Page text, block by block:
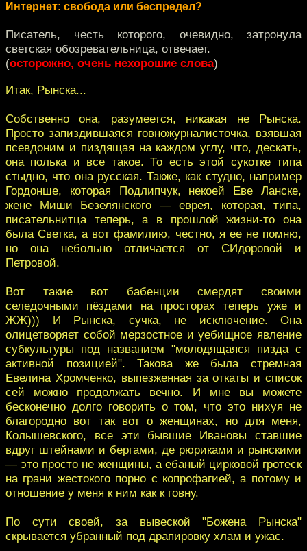
Интернет: свобода или беспредел?
Писатель, честь которого, очевидно, затронула
светская обозревательница, отвечает.
(осторожно, очень нехорошие слова)
Итак, Рынска...
Собственно она, разумеется, никакая не Рынска.
Просто запиздившаяся говножурналисточка, взявшая
псевдоним и пиздящая на каждом углу, что, дескать,
она полька и все такое. То есть этой сукотке типа
стыдно, что она русская. Также, как студно, например
Гордонше, которая Подлипчук, некоей Еве Ланске,
жене Миши Безелянского — еврея, которая, типа,
писательнитца теперь, а в прошлой жизни-то она
была Светка, а вот фамилию, честно, я ее не помню,
но она небольно отличается от СИдоровой и
Петровой.
Вот такие вот бабенции смердят своими
селедочными пёздами на просторах теперь уже и
ЖЖ))) И Рынска, сучка, не исключение. Она
олицетворяет собой мерзостное и уебищное явление
субкультуры под названием "молодящаяся пизда с
активной позицией". Такова же была стремная
Евелина Хромченко, выпезженная за откаты и список
сей можно продолжать вечно. И мне вы можете
бесконечно долго говорить о том, что это нихуя не
благородно вот так вот о женщинах, но для меня,
Колышевского, все эти бывшие Ивановы ставшие
вдруг штейнами и бергами, де рюриками и рынскими
— это просто не женщины, а ебаный цирковой гротеск
на грани жестокого порно с копрофагией, а потому и
отношение у меня к ним как к говну.
По сути своей, за вывеской "Божена Рынска"
скрывается убранный под драпировку хлам и ужас.